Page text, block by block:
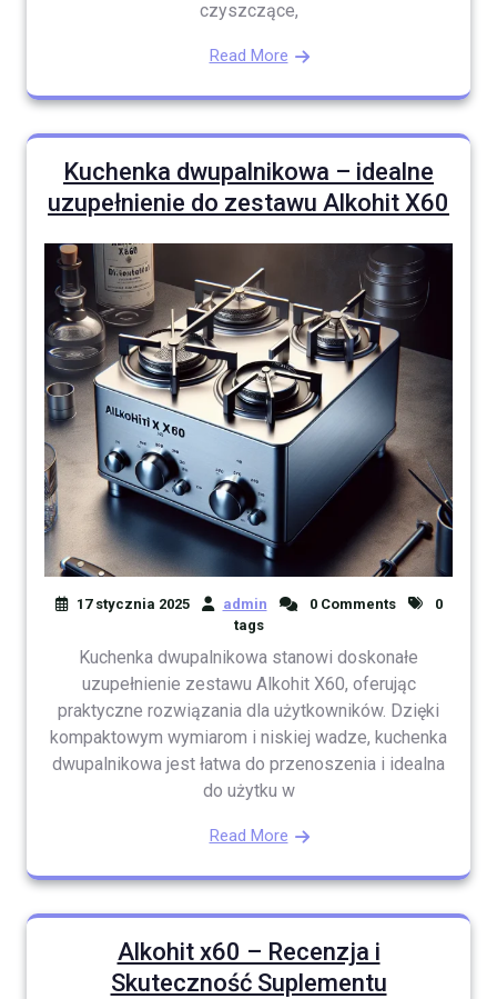
czyszczące,
Read More
Kuchenka dwupalnikowa – idealne
uzupełnienie do zestawu Alkohit X60
17 stycznia 2025 admin 0 Comments
0
tags
Kuchenka dwupalnikowa stanowi doskonałe
uzupełnienie zestawu Alkohit X60, oferując
praktyczne rozwiązania dla użytkowników. Dzięki
kompaktowym wymiarom i niskiej wadze, kuchenka
dwupalnikowa jest łatwa do przenoszenia i idealna
do użytku w
Read More
Alkohit x60 – Recenzja i
Skuteczność Suplementu